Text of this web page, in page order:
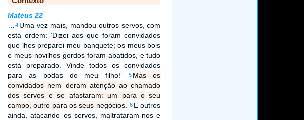
Mateus 22
4 Uma vez mais, mandou outros servos, com
esta ordem: ‘Dizei aos que foram convidados
que lhes preparei meu banquete; os meus bois
e meus novilhos gordos foram abatidos, e tudo
está preparado. Vinde todos os convidados
para as bodas do meu filho!’
5 Mas os
convidados nem deram atenção ao chamado
dos servos e se afastaram: um para o seu
campo, outro para os seus negócios.
6 E outros
ainda, atacando os servos, maltrataram-nos e